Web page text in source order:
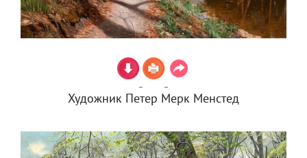
Художник Петер Мерк Менстед